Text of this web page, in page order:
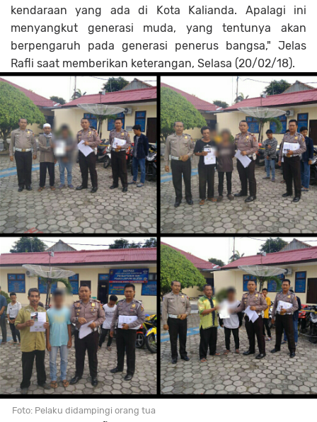
kendaraan yang ada di Kota Kalianda. Apalagi ini
menyangkut generasi muda, yang tentunya akan
berpengaruh pada generasi penerus bangsa," Jelas
Rafli saat memberikan keterangan, Selasa (20/02/18).
Foto: Pelaku didampingi orang tua